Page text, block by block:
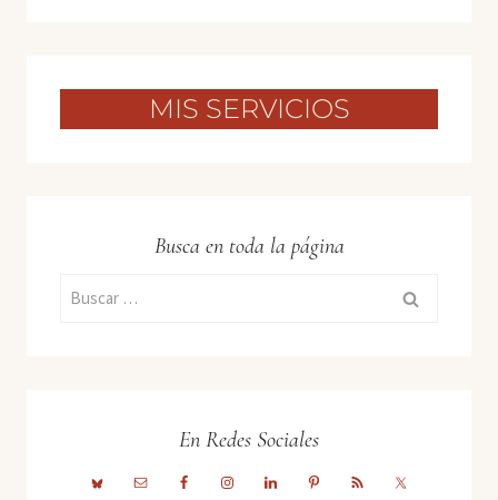
MIS SERVICIOS
Busca en toda la página
Buscar:
En Redes Sociales